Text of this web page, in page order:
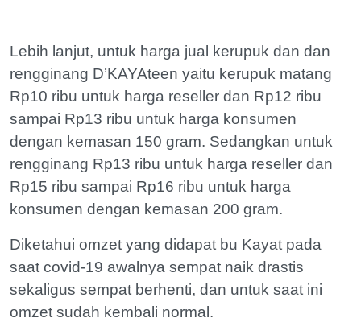
Lebih lanjut, untuk harga jual kerupuk dan dan
rengginang D’KAYAteen yaitu kerupuk matang
Rp10 ribu untuk harga reseller dan Rp12 ribu
sampai Rp13 ribu untuk harga konsumen
dengan kemasan 150 gram. Sedangkan untuk
rengginang Rp13 ribu untuk harga reseller dan
Rp15 ribu sampai Rp16 ribu untuk harga
konsumen dengan kemasan 200 gram.
Diketahui omzet yang didapat bu Kayat pada
saat covid-19 awalnya sempat naik drastis
sekaligus sempat berhenti, dan untuk saat ini
omzet sudah kembali normal.